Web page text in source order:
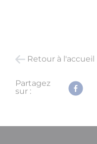
Retour à l'accueil
Partagez
sur :